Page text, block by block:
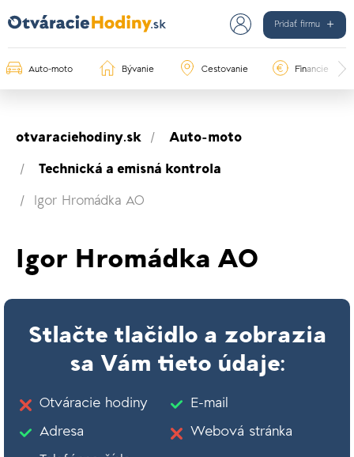
Pridať firmu
Auto-moto Bývanie Cestovanie Financie
otvaraciehodiny.sk Auto-moto
Technická a emisná kontrola
Igor Hromádka AO
Igor Hromádka AO
Stlačte tlačidlo a zobrazia
sa Vám tieto údaje:
Otváracie hodiny
Adresa
E-mail
Webová stránka